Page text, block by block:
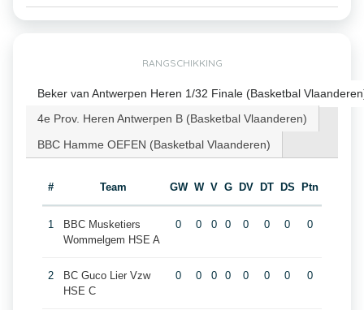
RANGSCHIKKING
Beker van Antwerpen Heren 1/32 Finale (Basketbal
4e Prov. Heren Antwerpen B (Basketbal Vlaanderen)
BBC Hamme OEFEN (Basketbal Vlaanderen)
# Team GW W V G DV DT DS Ptn
1
BBC Musketiers
Wommelgem HSE A
0 0 0 0 0 0 0 0
2
BC Guco Lier Vzw
HSE C
0 0 0 0 0 0 0 0